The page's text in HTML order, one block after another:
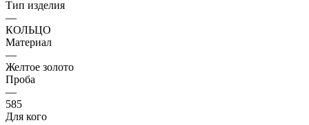
Тип изделия
—
КОЛЬЦО
Материал
—
Желтое золото
Проба
—
585
Для кого